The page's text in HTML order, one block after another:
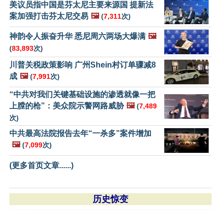
美议员指中国是芬太尼主要来源国 提新法
案加强打击芬太尼交易 🖼️ (7,311次)
神韵令人振奋升华 悉尼周六两场大爆满 🖼️
(83,893次)
川普关税政策影响 广州Shein村订单骤减8
成 🖼️ (7,991次)
“中共对我们关键基础设施的渗透就像一把
上膛的枪”：美众院示警网路威胁 🖼️ (7,489
次)
中共最高法院报告去年“一杀多”案件增加
🖼️ (7,099次)
(更多首页文章......)
历史惊变